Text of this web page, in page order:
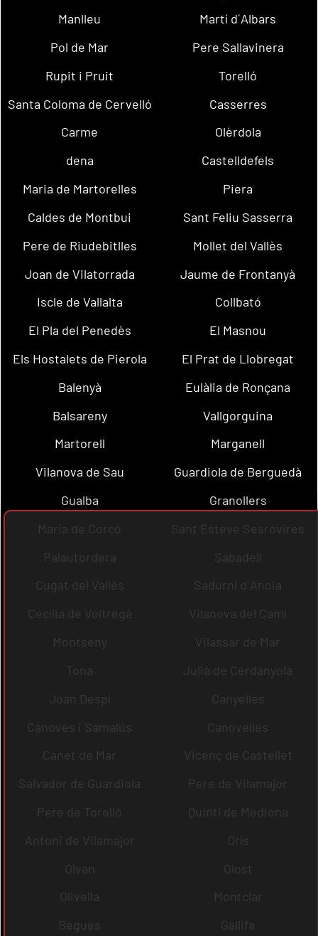
Manlleu
Martí d´Albars
Pol de Mar
Pere Sallavinera
Rupit i Pruit
Torelló
Santa Coloma de Cervelló
Casserres
Carme
Olèrdola
dena
Castelldefels
Maria de Martorelles
Piera
Caldes de Montbui
Sant Feliu Sasserra
Pere de Riudebitlles
Mollet del Vallès
Joan de Vilatorrada
Jaume de Frontanyà
Iscle de Vallalta
Collbató
El Pla del Penedès
El Masnou
Els Hostalets de Pierola
El Prat de Llobregat
Balenyà
Eulàlia de Ronçana
Balsareny
Vallgorguina
Martorell
Marganell
Vilanova de Sau
Guardiola de Berguedà
Gualba
Granollers
Maria de Corcó
Sant Esteve Sesrovires
Palautordera
Sabadell
Cugat del Vallès
Sadurní d´Anoia
Cecília de Voltregà
Vilanova del Camí
Montseny
Vilassar de Mar
Tona
Julià de Cerdanyola
Joan Despí
Canyelles
Cànoves i Samalús
Canovelles
Canet de Mar
Vicenç de Castellet
Salvador de Guardiola
Pere de Vilamajor
Pere de Torelló
Quintí de Mediona
Antoni de Vilamajor
Orís
Olvan
Olost
Olivella
Montclar
Begues
Gallifa